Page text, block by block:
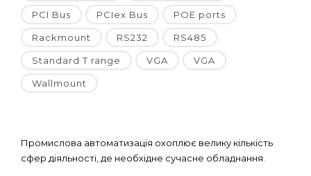
PCI Bus PCIex Bus POE ports
Rackmount RS232 RS485
Standard T range VGA VGA
Wallmount
Промислова автоматизація охоплює велику кількість
сфер діяльності, де необхідне сучасне обладнання.